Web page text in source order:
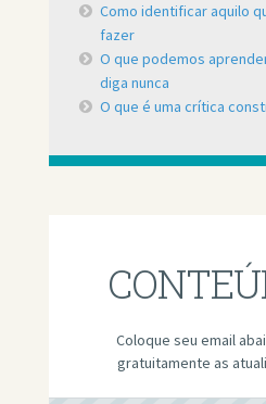
Como identificar aquilo
fazer
O que podemos
diga nunca
O que é uma crítica
Coloque seu email
gratuitamente as